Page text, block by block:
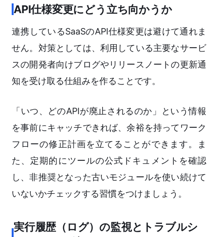
API仕様変更にどう立ち向かうか
連携しているSaaSのAPI仕様変更は避けて通れま
せん。対策としては、利用している主要なサービ
スの開発者向けブログやリリースノートの更新通
知を受け取る仕組みを作ることです。
「いつ、どのAPIが廃止されるのか」という情報
を事前にキャッチできれば、余裕を持ってワーク
フローの修正計画を立てることができます。ま
た、定期的にツールの公式ドキュメントを確認
し、非推奨となった古いモジュールを使い続けて
いないかチェックする習慣をつけましょう。
実行履歴（ログ）の監視とトラブルシ